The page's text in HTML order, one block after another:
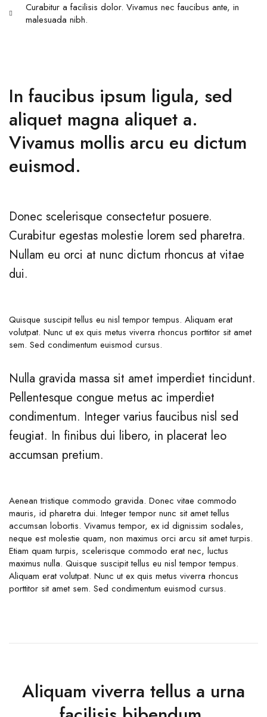
Curabitur a facilisis dolor. Vivamus nec faucibus ante, in
malesuada nibh.
In faucibus ipsum ligula, sed
aliquet magna aliquet a.
Vivamus mollis arcu eu dictum
euismod.
Donec scelerisque consectetur posuere.
Curabitur egestas molestie lorem sed pharetra.
Nullam eu orci at nunc dictum rhoncus at vitae
dui.
Quisque suscipit tellus eu nisl tempor tempus. Aliquam erat
volutpat. Nunc ut ex quis metus viverra rhoncus porttitor sit amet
sem. Sed condimentum euismod cursus.
Nulla gravida massa sit amet imperdiet tincidunt.
Pellentesque congue metus ac imperdiet
condimentum. Integer varius faucibus nisl sed
feugiat. In finibus dui libero, in placerat leo
accumsan pretium.
Aenean tristique commodo gravida. Donec vitae commodo
mauris, id pharetra dui. Integer tempor nunc sit amet tellus
accumsan lobortis. Vivamus tempor, ex id dignissim sodales,
neque est molestie quam, non maximus orci arcu sit amet turpis.
Etiam quam turpis, scelerisque commodo erat nec, luctus
maximus nulla. Quisque suscipit tellus eu nisl tempor tempus.
Aliquam erat volutpat. Nunc ut ex quis metus viverra rhoncus
porttitor sit amet sem. Sed condimentum euismod cursus.
Aliquam viverra tellus a urna